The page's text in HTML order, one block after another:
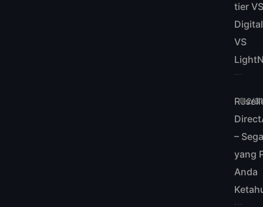
tier
VS
12/
–
yang
Anda